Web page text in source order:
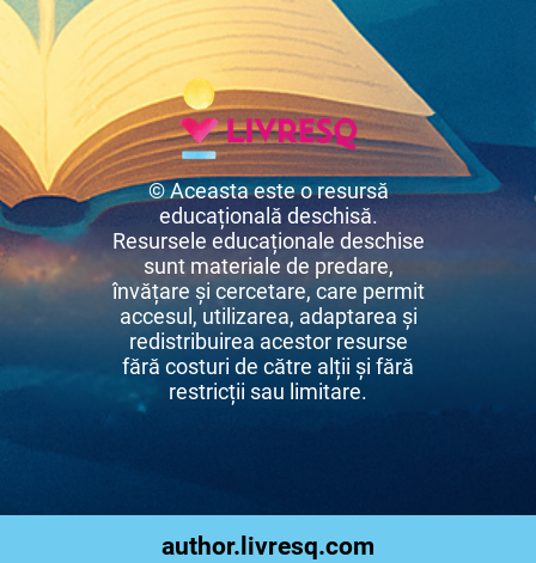
© Aceasta este o resursă
educațională deschisă.
Resursele educaționale deschise
sunt materiale de predare,
învățare și cercetare, care permit
accesul, utilizarea, adaptarea și
redistribuirea acestor resurse
fără costuri de către alții și fără
restricții sau limitare.
author.livresq.com